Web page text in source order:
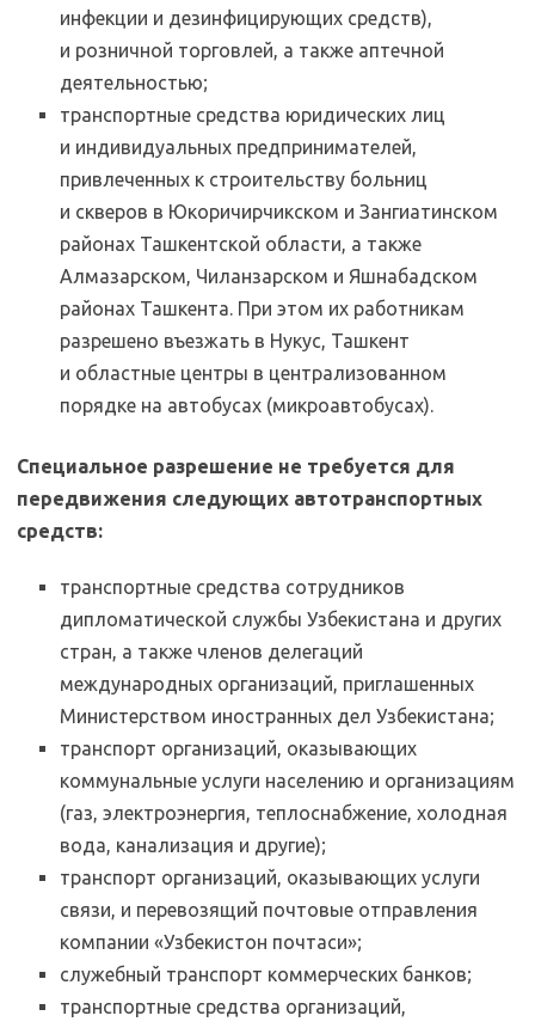
инфекции и дезинфицирующих средств),
и розничной торговлей, а также аптечной
деятельностью;
транспортные средства юридических лиц
и индивидуальных предпринимателей,
привлеченных к строительству больниц
и скверов в Юкоричирчикском и Зангиатинском
районах Ташкентской области, а также
Алмазарском, Чиланзарском и Яшнабадском
районах Ташкента. При этом их работникам
разрешено въезжать в Нукус, Ташкент
и областные центры в централизованном
порядке на автобусах (микроавтобусах).
Специальное разрешение не требуется для
передвижения следующих автотранспортных
средств:
транспортные средства сотрудников
дипломатической службы Узбекистана и других
стран, а также членов делегаций
международных организаций, приглашенных
Министерством иностранных дел Узбекистана;
транспорт организаций, оказывающих
коммунальные услуги населению и организациям
(газ, электроэнергия, теплоснабжение, холодная
вода, канализация и другие);
транспорт организаций, оказывающих услуги
связи, и перевозящий почтовые отправления
компании «Узбекистон почтаси»;
служебный транспорт коммерческих банков;
транспортные средства организаций,